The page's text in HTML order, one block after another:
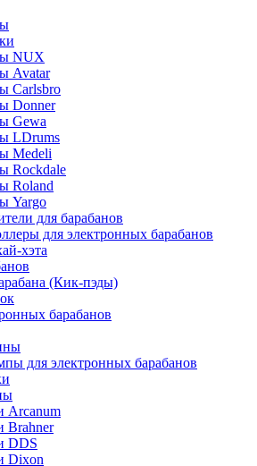
NUX
Avatar
Carlsbro
Donner
Gewa
LDrums
Medeli
Rockdale
Roland
Yargo
для барабанов
для электронных барабанов
хэта
(Кик-пэды)
барабанов
для электронных барабанов
Arcanum
Brahner
DDS
Dixon